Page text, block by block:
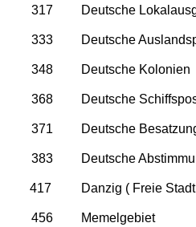
317 Deutsche
333 Deutsche
348 Deutsche Kolonien
368 Deutsche
371 Deutsche
383 Deutsche
417 Danzig ( Freie
456 Memelgebiet